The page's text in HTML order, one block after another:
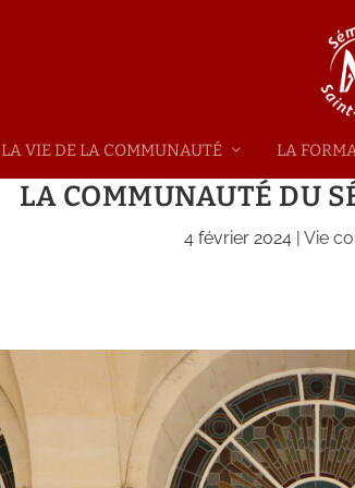
LA VIE DE LA COMMUNAUTÉ LA
LA COMMUNAUTÉ DU
4 février 2024 | Vie